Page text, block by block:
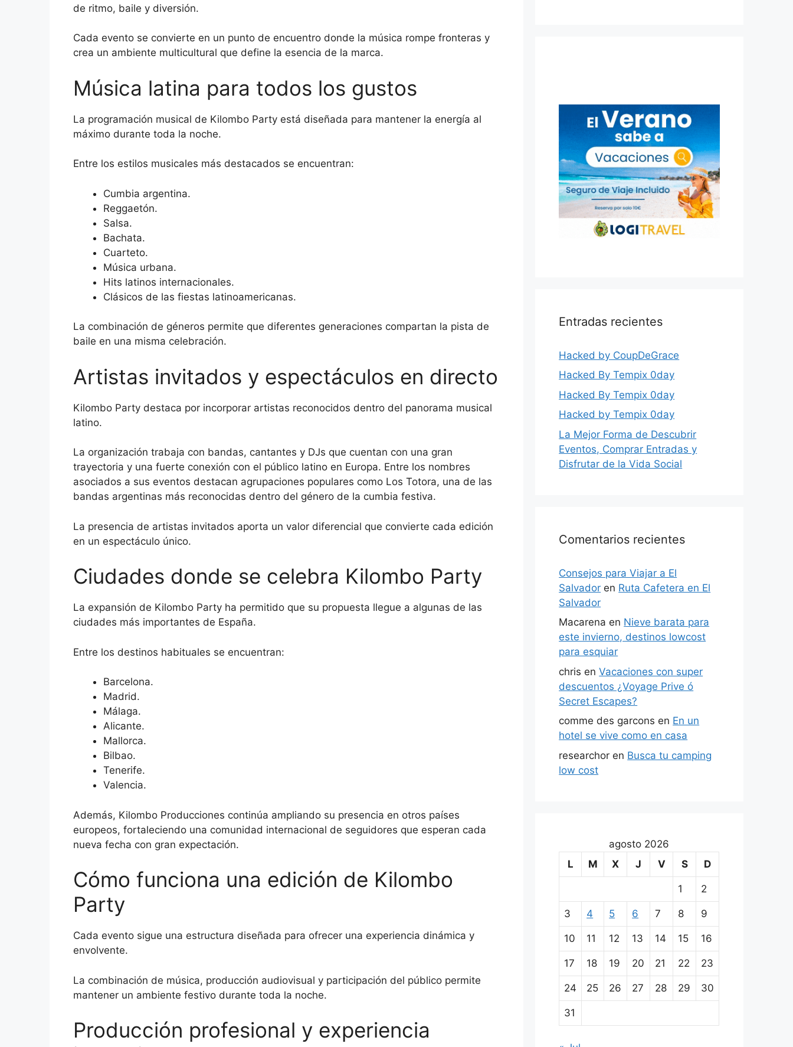
de ritmo, baile y diversión.
Cada evento se convierte en un punto de encuentro donde la música rompe fronteras y
crea un ambiente multicultural que define la esencia de la marca.
Música latina para todos los gustos
La programación musical de Kilombo Party está diseñada para mantener la energía al
máximo durante toda la noche.
Entre los estilos musicales más destacados se encuentran:
Cumbia argentina.
Reggaetón.
Salsa.
Bachata.
Cuarteto.
Música urbana.
Hits latinos internacionales.
Clásicos de las fiestas latinoamericanas.
La combinación de géneros permite que diferentes generaciones compartan la pista de
baile en una misma celebración.
Artistas invitados y espectáculos en directo
Kilombo Party destaca por incorporar artistas reconocidos dentro del panorama musical
latino.
La organización trabaja con bandas, cantantes y DJs que cuentan con una gran
trayectoria y una fuerte conexión con el público latino en Europa. Entre los nombres
asociados a sus eventos destacan agrupaciones populares como Los Totora, una de las
bandas argentinas más reconocidas dentro del género de la cumbia festiva.
La presencia de artistas invitados aporta un valor diferencial que convierte cada edición
en un espectáculo único.
Ciudades donde se celebra Kilombo Party
La expansión de Kilombo Party ha permitido que su propuesta llegue a algunas de las
ciudades más importantes de España.
Entre los destinos habituales se encuentran:
Barcelona.
Madrid.
Málaga.
Alicante.
Mallorca.
Bilbao.
Tenerife.
Valencia.
Además, Kilombo Producciones continúa ampliando su presencia en otros países
europeos, fortaleciendo una comunidad internacional de seguidores que esperan cada
nueva fecha con gran expectación.
Cómo funciona una edición de Kilombo
Party
Cada evento sigue una estructura diseñada para ofrecer una experiencia dinámica y
envolvente.
La combinación de música, producción audiovisual y participación del público permite
mantener un ambiente festivo durante toda la noche.
Producción profesional y experiencia
Entradas recientes
Hacked by CoupDeGrace
Hacked By Tempix 0day
Hacked By Tempix 0day
Hacked by Tempix 0day
La Mejor Forma de Descubrir
Eventos, Comprar Entradas y
Disfrutar de la Vida Social
Comentarios recientes
Consejos para Viajar a El
Salvador en Ruta Cafetera en El
Salvador
Macarena en Nieve barata para
este invierno, destinos lowcost
para esquiar
chris enVacaciones con super
descuentos ¿Voyage Prive ó
Secret Escapes?
comme des garcons en En un
hotel se vive como en casa
researchor en Busca tu camping
low cost
agosto 2026
L
M X J V S D
1 2
3 4 5 6 7 8 9
10 11 12 13 14 15 16
17 18 19 20 21 22 23
24 25 26 27 28 29 30
31